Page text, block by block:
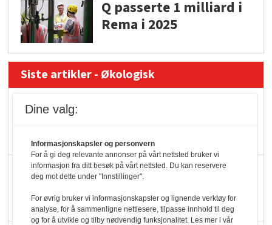
Q passerte 1 milliard i
Rema i 2025
Siste artikler - Økologisk
melkemangel
Marit Kolby vant
Økologisk Norge sin
hederspris
Dine valg:
Informasjonskapsler og personvern
For å gi deg relevante annonser på vårt nettsted bruker vi
informasjon fra ditt besøk på vårt nettsted. Du kan reservere
deg mot dette under "Innstillinger".
For øvrig bruker vi informasjonskapsler og lignende verktøy for
analyse, for å sammenligne nettlesere, tilpasse innhold til deg
og for å utvikle og tilby nødvendig funksjonalitet. Les mer i vår